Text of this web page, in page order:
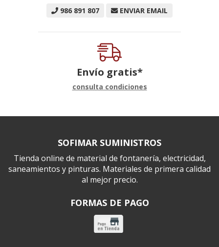
986 891 807 ENVIAR EMAIL
Envío gratis*
consulta condiciones
SOFIMAR SUMINISTROS
Tienda online de material de fontanería, electricidad,
saneamientos y pinturas. Materiales de primera calidad
al mejor precio.
FORMAS DE PAGO